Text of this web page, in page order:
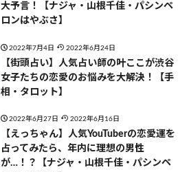
大予言！【ナジャ・山根千佳・パシンペ
ロンはやぶさ】
2022年7月4日 2022年6月24日
【街頭占い】人気占い師の叶ここが渋谷
女子たちの恋愛のお悩みを大解決！【手
相・タロット】
2022年6月27日 2022年6月16日
【えっちゃん】人気YouTuberの恋愛運を
占ってみたら、年内に理想の男性
が…！？【ナジャ・山根千佳・パシンペ